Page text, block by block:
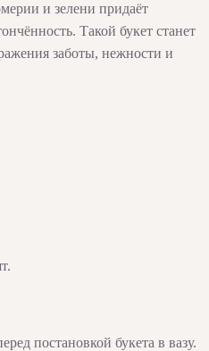
и зелени придаёт
Такой букет станет
заботы, нежности и
постановкой букета в вазу.